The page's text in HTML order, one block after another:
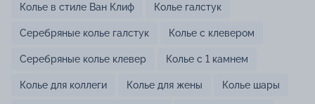
Колье в стиле Ван Клиф Колье галстук
Серебряные колье галстук Колье с клевером
Серебряные колье клевер Колье с 1 камнем
Колье для коллеги Колье для жены Колье шары